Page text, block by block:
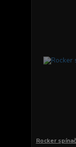
Rocker